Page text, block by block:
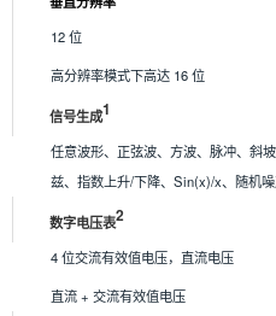
12 位
高分辨率模式下高达 16 位
信号生成1
任意波形、正弦波、方波、脉冲、斜
兹、指数上升/下降、Sin(x)/x、随机
数字电压表2
4 位交流有效值电压，直流电压
直流 + 交流有效值电压